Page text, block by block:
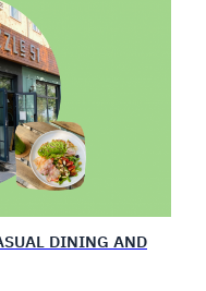
DINING AND